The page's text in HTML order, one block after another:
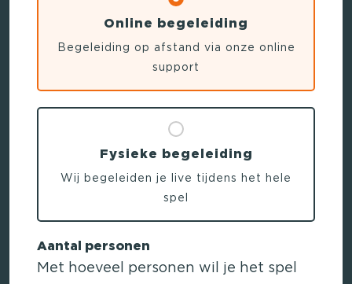
Online begeleiding
Begeleiding op afstand via onze online
support
Fysieke begeleiding
Wij begeleiden je live tijdens het hele
spel
Aantal personen
Met hoeveel personen wil je het spel